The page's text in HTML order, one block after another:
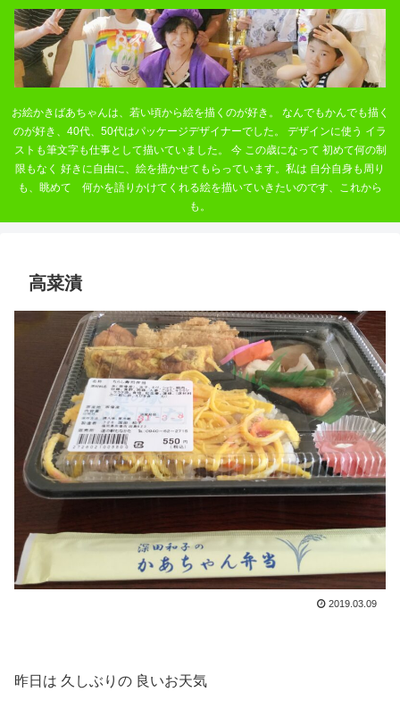
お絵かきばあちゃんは、若い頃から絵を描くのが好き。 なんでもかんでも描く
のが好き、40代、50代はパッケージデザイナーでした。 デザインに使う イラ
ストも筆文字も仕事として描いていました。 今 この歳になって 初めて何の制
限もなく 好きに自由に、絵を描かせてもらっています。私は 自分自身も周り
も、眺めて 何かを語りかけてくれる絵を描いていきたいのです、これから
も。
高菜漬
2019.03.09
昨日は 久しぶりの 良いお天気